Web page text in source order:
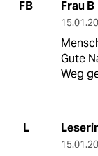
FB Frau B
Gute
Weg
L